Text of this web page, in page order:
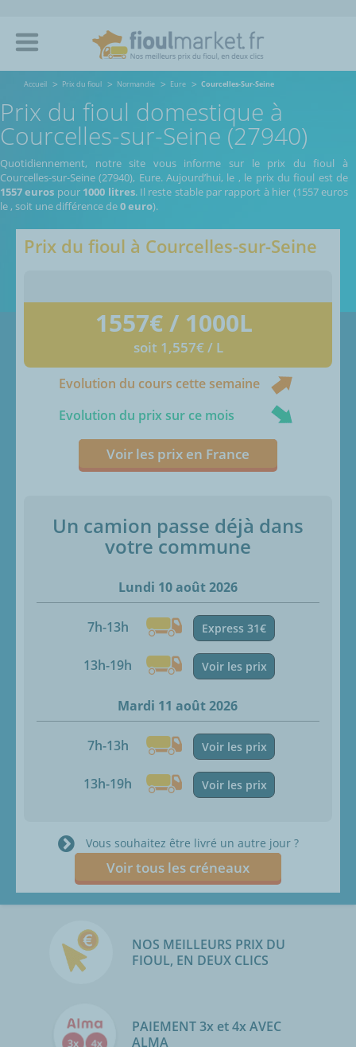
Accueil Prix du fioul Normandie Eure Courcelles-Sur-Seine
Prix du fioul domestique à
Courcelles-sur-Seine (27940)
Quotidiennement, notre site vous informe sur le prix du fioul à
Courcelles-sur-Seine (27940), Eure.Aujourd’hui, le , le prix du fioul est de
1557 euros pour 1000 litres. Il reste stable par rapport à hier (1557 euros
le , soit une différence de0 euro).
Prix du fioul à Courcelles-sur-Seine
1557€ / 1000L
soit 1,557€ / L
Evolution du cours cette semaine
Evolution du prix sur ce mois
Voir les prix en France
Un camion passe déjà dans
votre commune
Lundi 10 août 2026
7h-13h Express 31€
13h-19h Voir les prix
Mardi 11 août 2026
7h-13h Voir les prix
13h-19h Voir les prix
Vous souhaitez être livré un autre jour ?
Voir tous les créneaux
NOS MEILLEURS PRIX DU
FIOUL, EN DEUX CLICS
PAIEMENT 3x et 4x AVEC
ALMA